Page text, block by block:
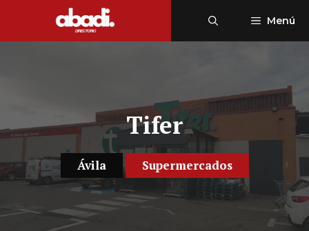
Menú
Tifer
Ávila Supermercados